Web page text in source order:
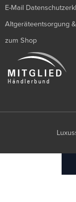
E-Mail
Altgeräteentsorgung
zum Shop